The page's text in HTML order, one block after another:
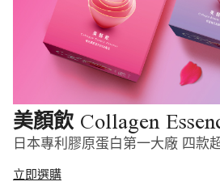
美顏飲 Collagen
日本專利膠原蛋白第一大廠 四款
立即選購